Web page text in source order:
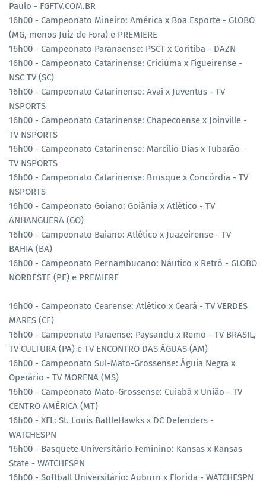
Paulo - FGFTV.COM.BR
16h00 - Campeonato Mineiro: América x Boa Esporte - GLOBO
(MG, menos Juiz de Fora) e PREMIERE
16h00 - Campeonato Paranaense: PSCT x Coritiba - DAZN
16h00 - Campeonato Catarinense: Criciúma x Figueirense -
NSC TV (SC)
16h00 - Campeonato Catarinense: Avaí x Juventus - TV
NSPORTS
16h00 - Campeonato Catarinense: Chapecoense x Joinville -
TV NSPORTS
16h00 - Campeonato Catarinense: Marcílio Dias x Tubarão -
TV NSPORTS
16h00 - Campeonato Catarinense: Brusque x Concórdia - TV
NSPORTS
16h00 - Campeonato Goiano: Goiânia x Atlético - TV
ANHANGUERA (GO)
16h00 - Campeonato Baiano: Atlético x Juazeirense - TV
BAHIA (BA)
16h00 - Campeonato Pernambucano: Náutico x Retrô - GLOBO
NORDESTE (PE) e PREMIERE
16h00 - Campeonato Cearense: Atlético x Ceará - TV VERDES
MARES (CE)
16h00 - Campeonato Paraense: Paysandu x Remo - TV BRASIL,
TV CULTURA (PA) e TV ENCONTRO DAS ÁGUAS (AM)
16h00 - Campeonato Sul-Mato-Grossense: Águia Negra x
Operário - TV MORENA (MS)
16h00 - Campeonato Mato-Grossense: Cuiabá x União - TV
CENTRO AMÉRICA (MT)
16h00 - XFL: St. Louis BattleHawks x DC Defenders -
WATCHESPN
16h00 - Basquete Universitário Feminino: Kansas x Kansas
State - WATCHESPN
16h00 - Softball Universitário: Auburn x Florida - WATCHESPN